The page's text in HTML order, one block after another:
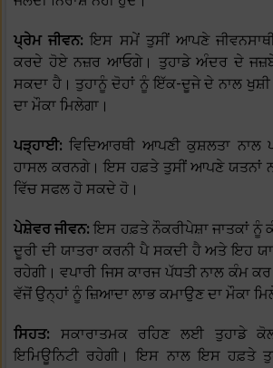
ਪ੍ਰੇਮ ਜੀਵਨ:ਇਸ ਸਮੇਂ ਤੁਸੀਂ ਆਪਣੇ
ਕਰਦੇ ਹੋਏ ਨਜ਼ਰ ਆਓਗੇ। ਤੁਹਾਡੇ ਅੰਦਰ ਦੇ
ਸਕਦਾ ਹੈ। ਤੁਹਾਨੂੰ ਦੋਹਾਂ ਨੂੰ ਇੱਕ-ਦੂਜੇ ਦੇ ਨਾਲ
ਦਾ ਮੌਕਾ ਮਿਲੇਗਾ।
ਪੜ੍ਹਾਈ:ਵਿਦਿਆਰਥੀ ਆਪਣੀ ਕੁਸ਼ਲਤਾ ਨਾਲ
ਹਾਸਲ ਕਰਨਗੇ। ਇਸ ਹਫ਼ਤੇ ਤੁਸੀਂ ਆਪਣੇ ਯਤਨਾਂ
ਵਿੱਚ ਸਫਲ ਹੋ ਸਕਦੇ ਹੋ।
ਪੇਸ਼ੇਵਰ ਜੀਵਨ:ਇਸ ਹਫ਼ਤੇ ਨੌਕਰੀਪੇਸ਼ਾ ਜਾਤਕਾਂ ਨੂੰ
ਦੂਰੀ ਦੀ ਯਾਤਰਾ ਕਰਨੀ ਪੈ ਸਕਦੀ ਹੈ ਅਤੇ ਇਹ
ਰਹੇਗੀ। ਵਪਾਰੀ ਜਿਸ ਕਾਰਜ ਪੱਧਤੀ ਨਾਲ ਕੰਮ
ਵੱਜੋਂ ਉਨ੍ਹਾਂ ਨੂੰ ਜ਼ਿਆਦਾ ਲਾਭ ਕਮਾਉਣ ਦਾ ਮੌਕਾ
ਸਿਹਤ: ਸਕਾਰਾਤਮਕ ਰਹਿਣ ਲਈ ਤੁਹਾਡੇ
ਇਮਿਊਨਿਟੀ ਰਹੇਗੀ। ਇਸ ਨਾਲ ਇਸ ਹਫ਼ਤੇ